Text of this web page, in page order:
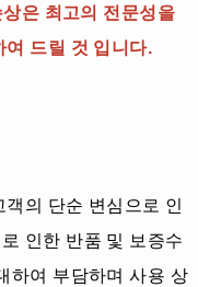
은 최고의 전문성을
여 드릴 것 입니다.
의 단순 변심으로 인
인한 반품 및 보증수
하여 부담하며 사용 상